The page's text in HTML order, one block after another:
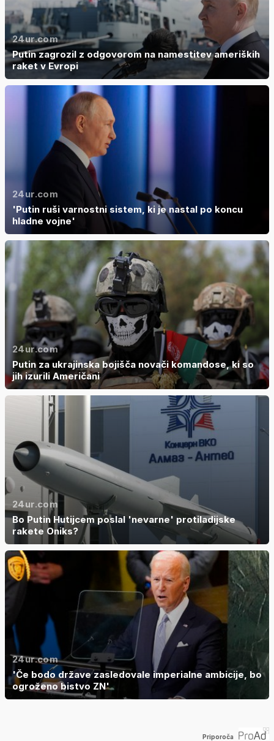
24ur.com
Putin zagrozil z odgovorom na namestitev ameriških
raket v Evropi
24ur.com
'Putin ruši varnostni sistem, ki je nastal po koncu
hladne vojne'
24ur.com
Putin za ukrajinska bojišča novači komandose, ki so
jih izurili Američani
24ur.com
Bo Putin Hutijcem poslal 'nevarne' protiladijske
rakete Oniks?
24ur.com
'Če bodo države zasledovale imperialne ambicije, bo
ogroženo bistvo ZN'
Priporoča